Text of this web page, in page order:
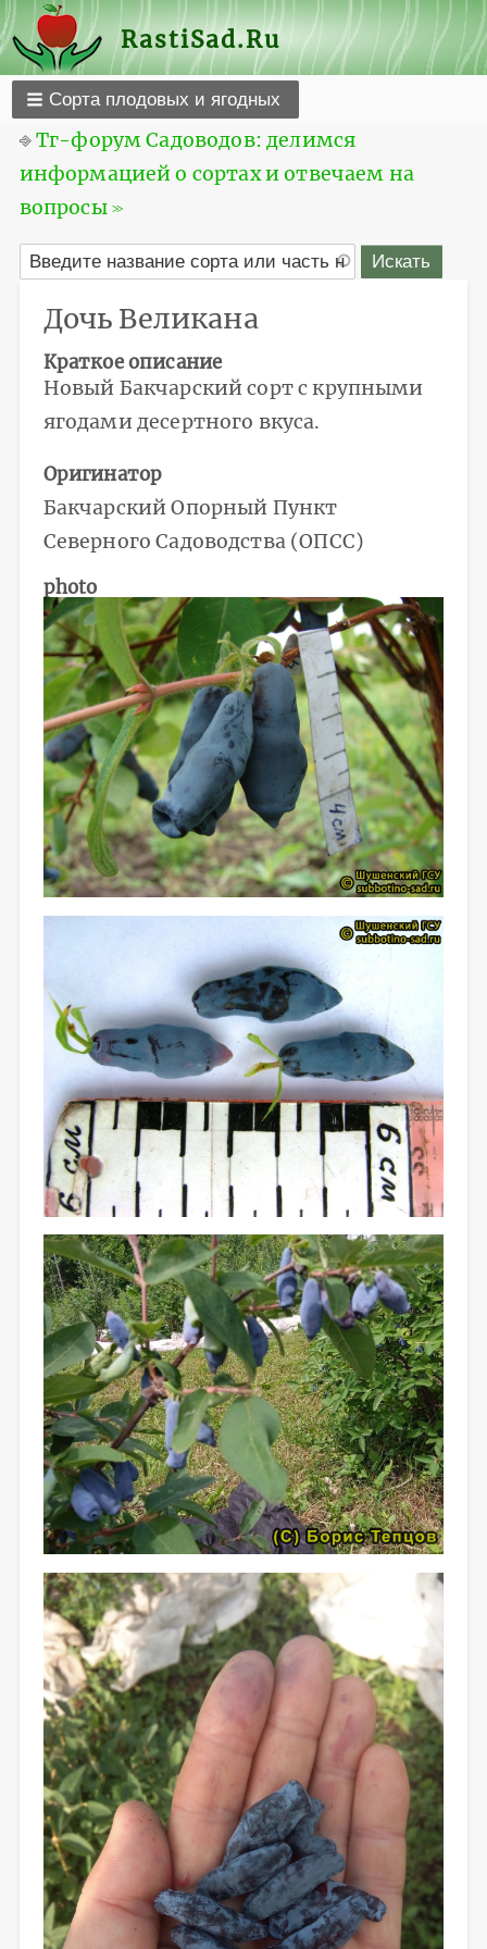
RastiSad.Ru
Сорта плодовых и ягодных
⎆Тг-форум Садоводов: делимся
информацией о сортах и отвечаем на
вопросы ≫
Дочь Великана
Краткое описание
Новый Бакчарский сорт с крупными
ягодами десертного вкуса.
Оригинатор
Бакчарский Опорный Пункт
Северного Садоводства (ОПСС)
photo